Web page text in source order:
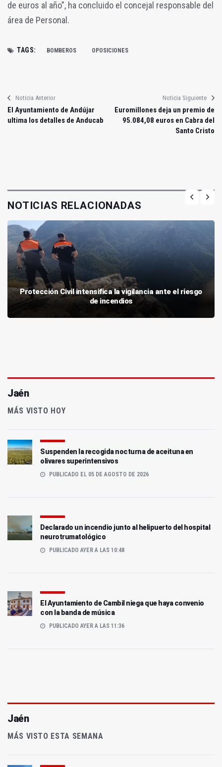
de euros al año", ha concluido el concejal responsable del
área de Personal.
TAGS: BOMBEROS OPOSICIONES
Noticia Anterior
El Ayuntamiento de Andújar
ultima los detalles de Anducab
Noticia Siguiente
Euromillones deja un premio de
95.084,08 euros en Cabra del
Santo Cristo
NOTICIAS RELACIONADAS
Protección Civil intensifica la vigilancia ante el riesgo
de incendios
Jaén
MÁS VISTO HOY
Suspenden la recogida nocturna de aceituna en
olivares superintensivos
PUBLICADO EL 05 DE AGOSTO DE 2026
Declarado un incendio junto al helipuerto del hospital
neurotrumatológico
PUBLICADO AYER A LAS 10:48
El Ayuntamiento de Cambil niega que haya convenio
con la banda de música
PUBLICADO AYER A LAS 11:36
Jaén
MÁS VISTO ESTA SEMANA